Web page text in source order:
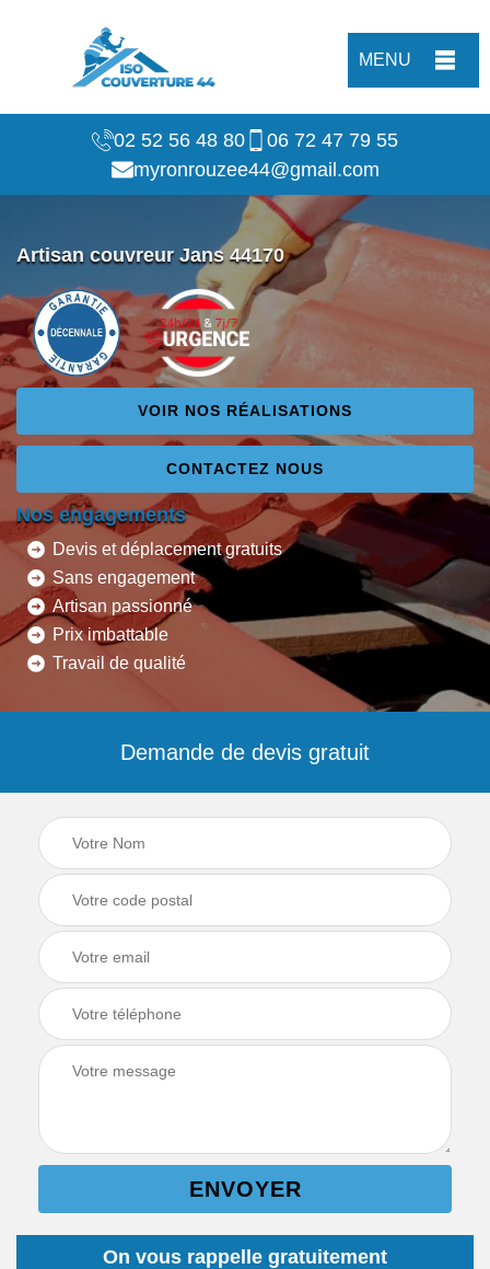
MENU
02 52 56 48 80
06 72 47 79 55
myronrouzee44@gmail.com
Artisan couvreur Jans 44170
VOIR NOS RÉALISATIONS
CONTACTEZ NOUS
Nos engagements
Devis et déplacement gratuits
Sans engagement
Artisan passionné
Prix imbattable
Travail de qualité
Demande de devis gratuit
On vous rappelle gratuitement